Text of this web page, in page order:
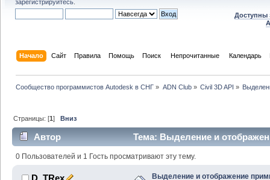
зарегистрируйтесь
Доступны
Начало Сайт Правила Помощь Поиск Непрочитанные Календарь
Сообщество программистов Autodesk в СНГ » ADN Club» Civil 3D API »
Страницы: [1]Вниз
Автор
Тема: Выделение и
раз)
0 Пользователей и 1 Гость просматривают эту тему.
D_TRex
Выделение и отображение